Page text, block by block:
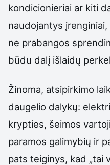
kondicionieriai ar kiti
naudojantys
ne prabangos
būdu dalį išlaidų
Žinoma, atsipirkimo
daugelio dalykų:
krypties, šeimos
paramos galimybių ir
pats teiginys, kad „tai